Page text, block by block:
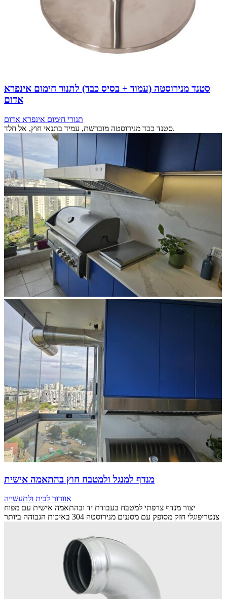
סטנד מנירוסטה (עמוד + בסיס כבד) לתנור חימום אינפרא
אדום
תנורי חימום אינפרא אדום
סטנד כבד מנירוסטה מוברשת, עמיד בתנאי חוץ, אל חלד.
מנדף למנגל ולמטבח חוץ בהתאמה אישית
אוורור לבית ולתעשייה
יצור מנדף צרפתי למטבח בעבודת יד ובהתאמה אישית עם מפוח
צנטריפוגלי חזק מסופק עם מסננים מנירוסטה 304 באיכות הגבוהה ביותר